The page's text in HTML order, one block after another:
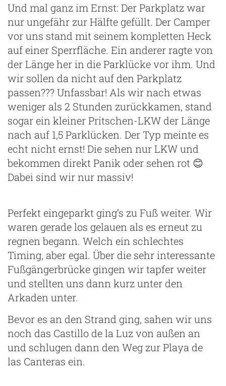
Und mal ganz im Ernst: Der Parkplatz war
nur ungefähr zur Hälfte gefüllt. Der Camper
vor uns stand mit seinem kompletten Heck
auf einer Sperrfläche. Ein anderer ragte von
der Länge her in die Parklücke vor ihm. Und
wir sollen da nicht auf den Parkplatz
passen??? Unfassbar! Als wir nach etwas
weniger als 2 Stunden zurückkamen, stand
sogar ein kleiner Pritschen-LKW der Länge
nach auf 1,5 Parklücken. Der Typ meinte es
echt nicht ernst! Die sehen nur LKW und
bekommen direkt Panik oder sehen rot 😊
Dabei sind wir nur massiv!
Perfekt eingeparkt ging’s zu Fuß weiter. Wir
waren gerade los gelauen als es erneut zu
regnen begann. Welch ein schlechtes
Timing, aber egal. Über die sehr interessante
Fußgängerbrücke gingen wir tapfer weiter
und stellten uns dann kurz unter den
Arkaden unter.
Bevor es an den Strand ging, sahen wir uns
noch das Castillo de la Luz von außen an
und schlugen dann den Weg zur Playa de
las Canteras ein.